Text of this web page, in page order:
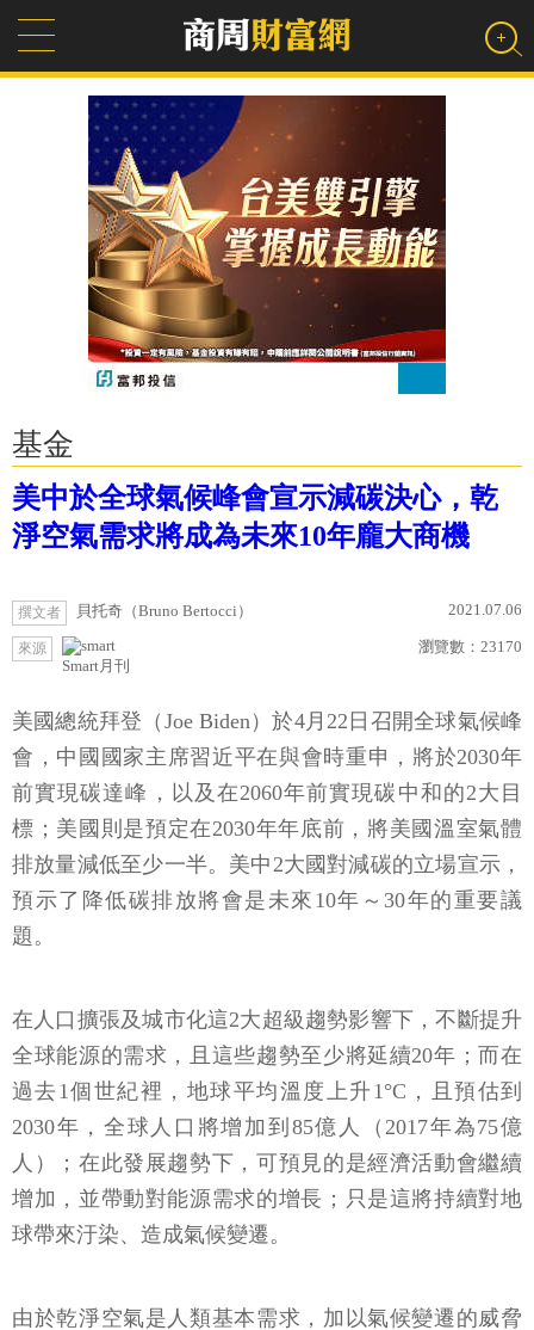
基金
美中於全球氣候峰會宣示減碳決心，乾
淨空氣需求將成為未來10年龐大商機
撰文者 貝托奇（Bruno Bertocci） 2021.07.06
來源
Smart月刊
瀏覽數： 23170
美國總統拜登（Joe Biden）於4月22日召開全球氣候峰
會，中國國家主席習近平在與會時重申，將於2030年
前實現碳達峰，以及在2060年前實現碳中和的2大目
標；美國則是預定在2030年年底前，將美國溫室氣體
排放量減低至少一半。美中2大國對減碳的立場宣示，
預示了降低碳排放將會是未來10年～30年的重要議
題。
在人口擴張及城市化這2大超級趨勢影響下，不斷提升
全球能源的需求，且這些趨勢至少將延續20年；而在
過去1個世紀裡，地球平均溫度上升1°C，且預估到
2030年，全球人口將增加到85億人（2017年為75億
人）；在此發展趨勢下，可預見的是經濟活動會繼續
增加，並帶動對能源需求的增長；只是這將持續對地
球帶來汙染、造成氣候變遷。
由於乾淨空氣是人類基本需求，加以氣候變遷的威脅